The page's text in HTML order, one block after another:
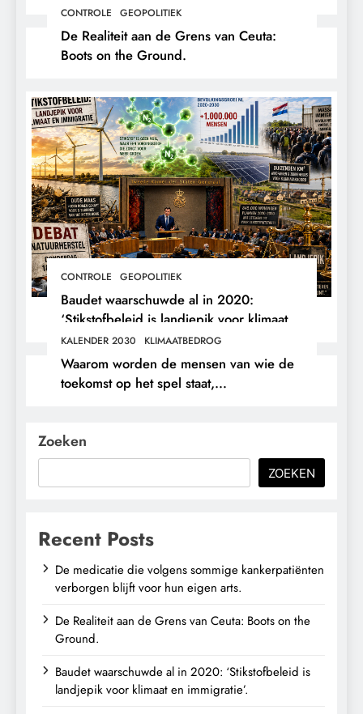
hun eigen arts.
CONTROLE GEOPOLITIEK
De Realiteit aan de Grens van Ceuta:
Boots on the Ground.
CONTROLE GEOPOLITIEK
Baudet waarschuwde al in 2020:
‘Stikstofbeleid is landjepik voor klimaat
en immigratie’.
KALENDER 2030 KLIMAATBEDROG
Waarom worden de mensen van wie de
toekomst op het spel staat,
Zoeken
ZOEKEN
Recent Posts
De medicatie die volgens sommige kankerpatiënten
verborgen blijft voor hun eigen arts.
De Realiteit aan de Grens van Ceuta: Boots on the
Ground.
Baudet waarschuwde al in 2020: ‘Stikstofbeleid is
landjepik voor klimaat en immigratie’.